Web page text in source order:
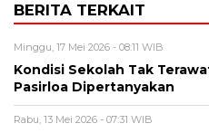
BERITA TERKAIT
Minggu, 17 Mei 2026 - 08:11 WIB
Kondisi Sekolah Tak
Pasirloa Dipertanyakan
Rabu, 13 Mei 2026 - 07:31 WIB